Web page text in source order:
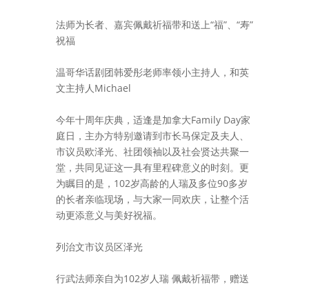
法师为长者、嘉宾佩戴祈福带和送上“福”、“寿”
祝福
温哥华话剧团韩爱彤老师率领小主持人，和英
文主持人Michael
今年十周年庆典，适逢是加拿大Family Day家
庭日，主办方特别邀请到市长马保定及夫人、
市议员欧泽光、社团领袖以及社会贤达共聚一
堂，共同见证这一具有里程碑意义的时刻。更
为瞩目的是，102岁高龄的人瑞及多位90多岁
的长者亲临现场，与大家一同欢庆，让整个活
动更添意义与美好祝福。
列治文市议员区泽光
行武法师亲自为102岁人瑞 佩戴祈福带，赠送